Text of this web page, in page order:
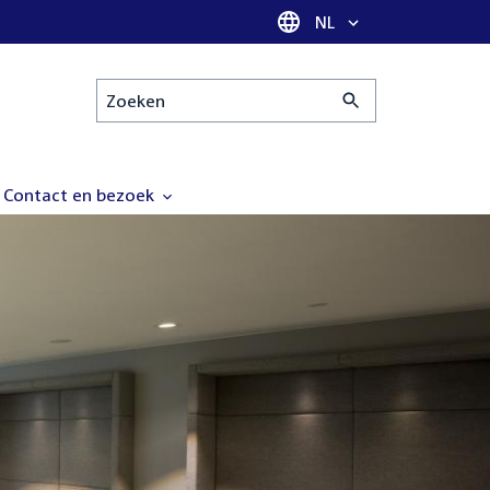
Taal selectie
NL
Zoeken
Contact en bezoek